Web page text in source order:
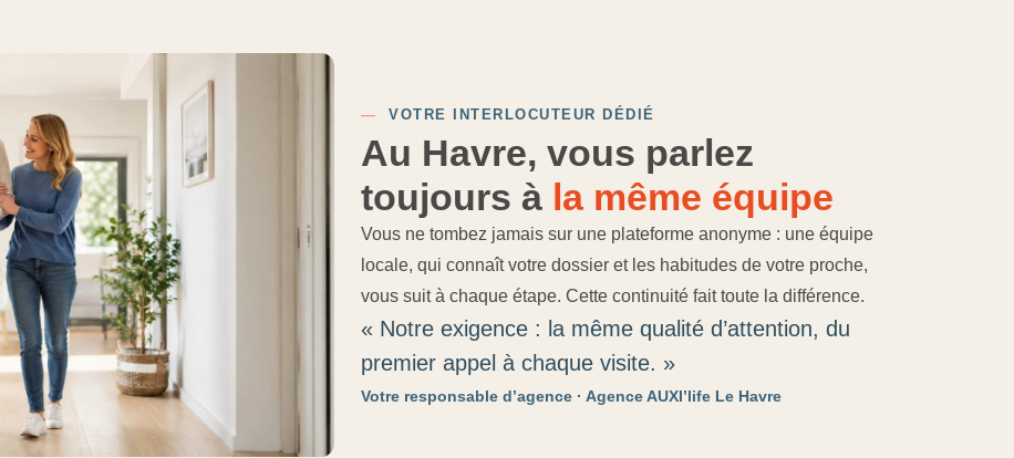
— VOTRE INTERLOCUTEUR DÉDIÉ
Au Havre, vous parlez
toujours à la même équipe
Vous ne tombez jamais sur une plateforme anonyme : une équipe
locale, qui connaît votre dossier et les habitudes de votre proche,
vous suit à chaque étape. Cette continuité fait toute la différence.
« Notre exigence : la même qualité d’attention, du
premier appel à chaque visite. »
Votre responsable d’agence · Agence AUXI’life Le Havre